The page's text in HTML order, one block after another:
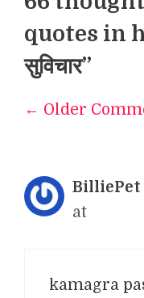
quotes in
सुविचार”
Comment
← Older
BilliePet
at
kamagra